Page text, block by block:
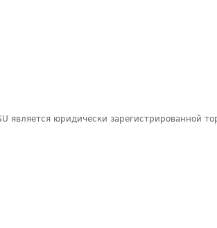
является юридически зарегистрированной